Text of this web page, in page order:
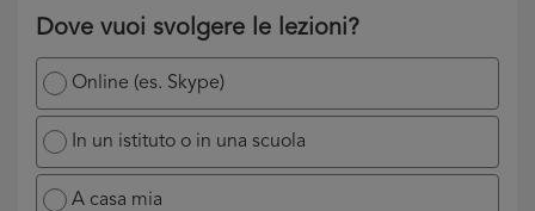
Dove vuoi svolgere le lezioni?
Online (es. Skype)
In un istituto o in una scuola
A casa mia